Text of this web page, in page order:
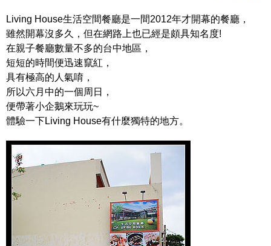
Living House生活空間餐廳是一間2012年才開幕的餐廳，
雖然開幕沒多久，但在網路上也已經是頗具知名度!
在親子餐廳數量不多的台中地區，
短短的時間便迅速竄紅，
具有極高的人氣唷，
所以六月中的一個周日，
便帶著小企鵝來玩玩~
體驗一下Living House有什麼獨特的地方。